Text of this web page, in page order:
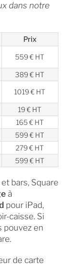
dans notre
Prix
559 € HT
389 € HT
1019 € HT
19 € HT
165 € HT
599 € HT
279 € HT
599 € HT
bars, Square
à
pour iPad,
caisse. Si
pouvez en
de carte